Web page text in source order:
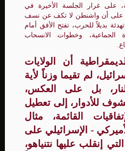
على غرار الجلسة الأخيرة في
إضافي على أن واشنطن لا تكف عن نسف
بديلاً للحرب، تفتح الأفق أمام
الجماعية، وخطوات الانسحاب
أن الولايات
لم تقيما وزناً لأية
بل على العكس،
للأدوار، إلى تعطيل
القائمة، مثال
- الإسرائيلي على
19/1/2025، التي إنقلب عليها نتنياهو،